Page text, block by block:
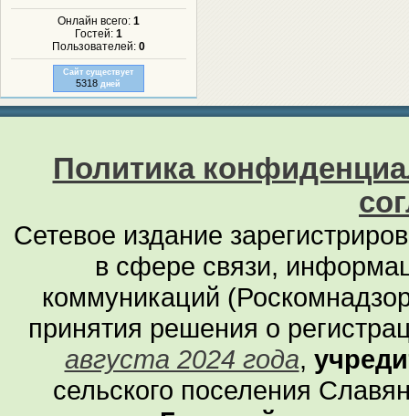
Онлайн всего: 1
Гостей: 1
Пользователей: 0
Сайт существует
5318 дней
Политика
Сетевое издание
в сфере связи,
коммуникаций
принятия решения о
августа 2024 года,
сельского поселения